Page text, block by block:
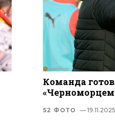
Команда
52 ФОТО — 19.11.2025